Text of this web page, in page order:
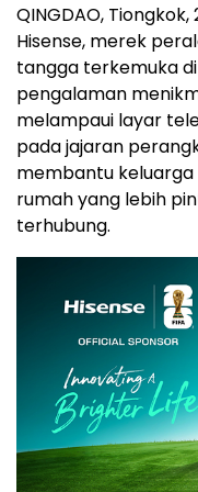
QINGDAO, Tiongkok,
Hisense, merek
tangga terkemuka
pengalaman
melampaui layar
pada jajaran
membantu
rumah yang lebih
terhubung.